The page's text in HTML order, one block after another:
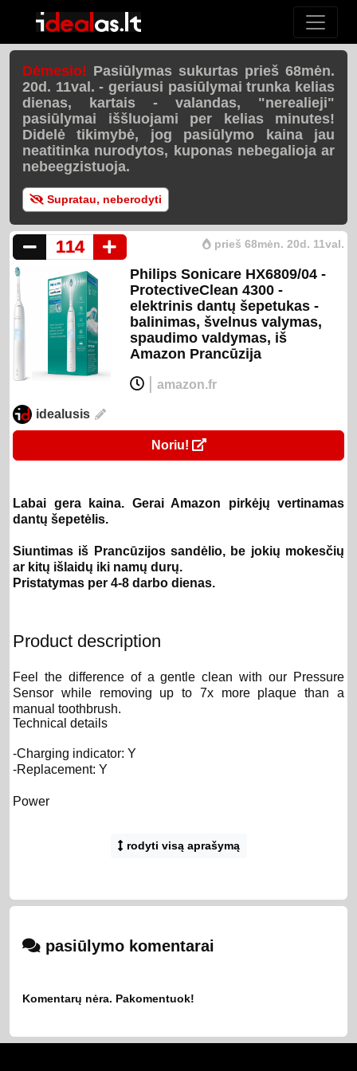
Dėmesio! Pasiūlymas sukurtas prieš 68mėn.
20d. 11val. - geriausi pasiūlymai trunka kelias
dienas, kartais - valandas, "nerealieji"
pasiūlymai iššluojami per
kelias minutes!
Didelė tikimybė, jog pasiūlymo kaina jau
neatitinka nurodytos, kuponas nebegalioja ar
nebeegzistuoja.
Supratau, neberodyti
114 prieš 68mėn. 20d. 11val.
Philips Sonicare HX6809/04 -
ProtectiveClean 4300 -
elektrinis dantų šepetukas -
balinimas, švelnus valymas,
spaudimo valdymas, iš
Amazon Prancūzija
| amazon.fr
idealusis
Noriu!
Labai gera kaina. Gerai Amazon pirkėjų vertinamas
dantų šepetėlis.
Siuntimas iš Prancūzijos sandėlio, be jokių mokesčių
ar kitų išlaidų iki namų durų.
Pristatymas per 4-8 darbo dienas.
Product description
Feel the difference of a gentle clean with our Pressure
Sensor while removing up to 7x more plaque than a
manual toothbrush.
Technical details
-Charging indicator: Y
-Replacement: Y
Power
-Battery type: Built-in
-Number of batteries supported: 1
-AC input voltage: 110 - 220 V
Indication
rodyti visą aprašymą
pasiūlymo komentarai
Komentarų nėra. Pakomentuok!